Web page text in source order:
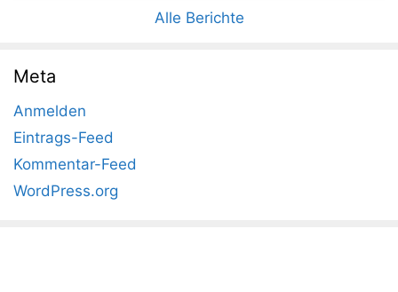
Alle Berichte
Meta
Anmelden
Eintrags-Feed
Kommentar-Feed
WordPress.org